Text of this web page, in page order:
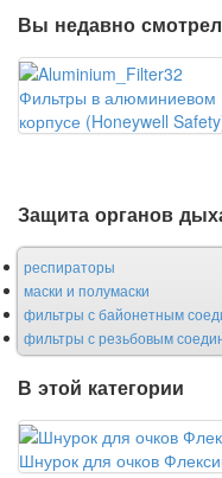
Вы недавно
Фильтры в алюминиевом
корпусе (Honeywell
Защита органов
респираторы
маски и полумаски
фильтры с байонетным
фильтры с резьбовым
В этой категории
Шнурок для очков